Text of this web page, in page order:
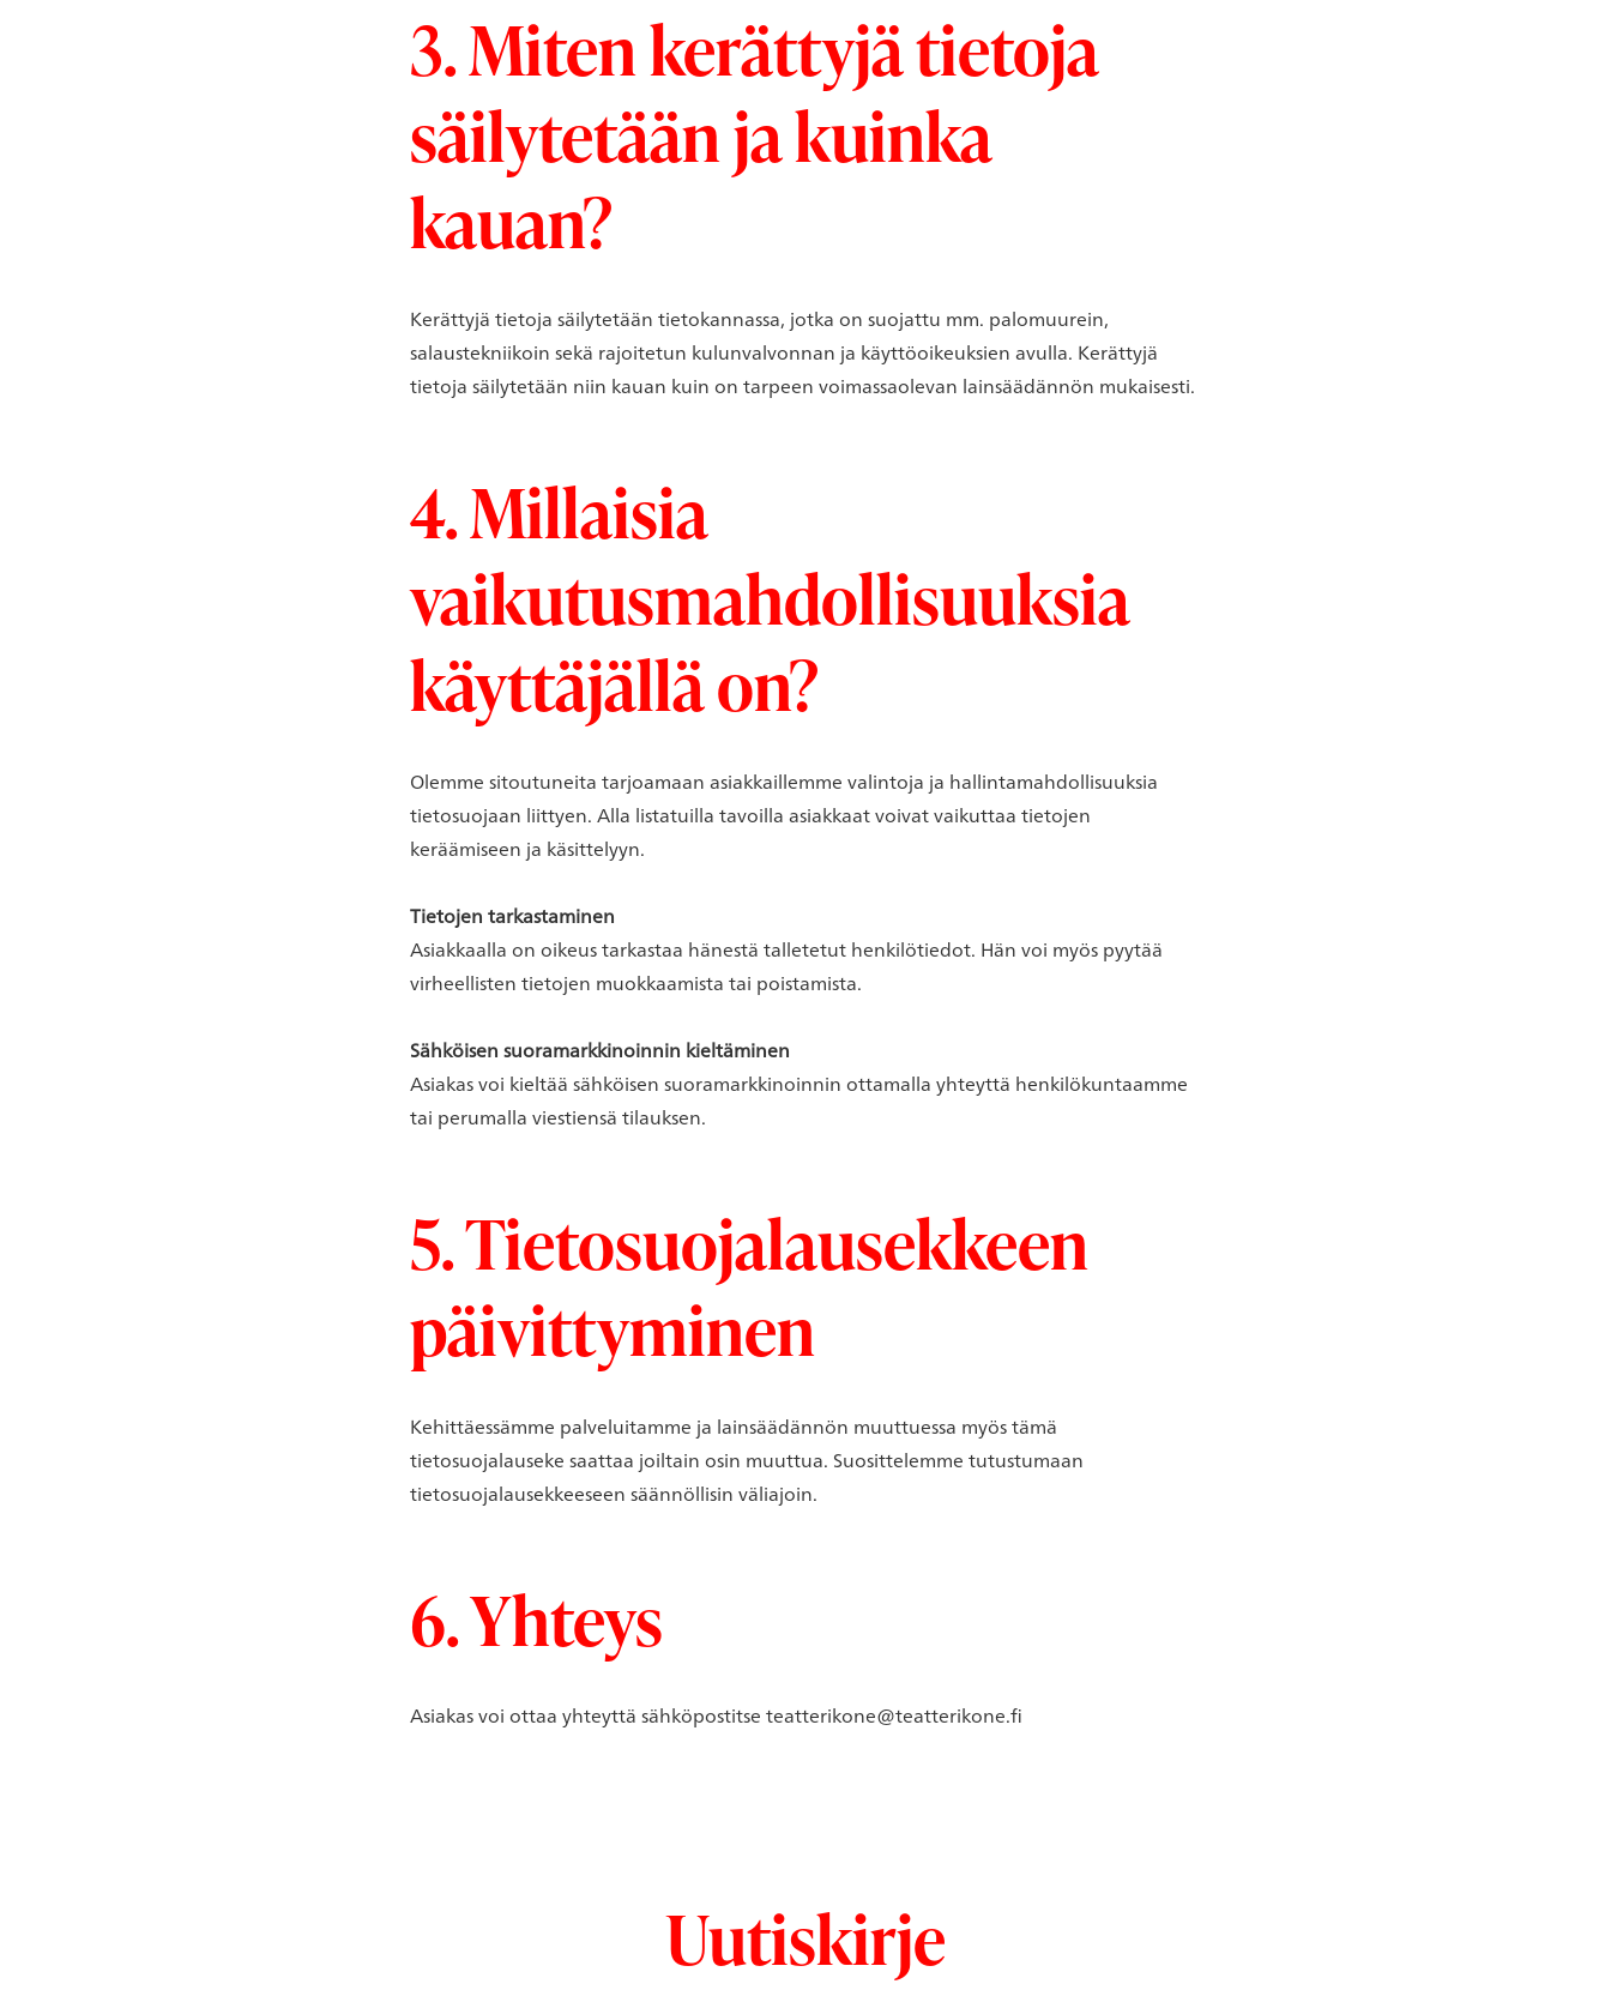
3. Miten kerättyjä tietoja
säilytetään ja kuinka
kauan?
Kerättyjä tietoja säilytetään tietokannassa, jotka on suojattu mm. palomuurein,
salaustekniikoin sekä rajoitetun kulunvalvonnan ja käyttöoikeuksien avulla. Kerättyjä
tietoja säilytetään niin kauan kuin on tarpeen voimassaolevan lainsäädännön mukaisesti.
4. Millaisia
vaikutusmahdollisuuksia
käyttäjällä on?
Olemme sitoutuneita tarjoamaan asiakkaillemme valintoja ja hallintamahdollisuuksia
tietosuojaan liittyen. Alla listatuilla tavoilla asiakkaat voivat vaikuttaa tietojen
keräämiseen ja käsittelyyn.
Tietojen tarkastaminen
Asiakkaalla on oikeus tarkastaa hänestä talletetut henkilötiedot. Hän voi myös pyytää
virheellisten tietojen muokkaamista tai poistamista.
Sähköisen suoramarkkinoinnin kieltäminen
Asiakas voi kieltää sähköisen suoramarkkinoinnin ottamalla yhteyttä henkilökuntaamme
tai perumalla viestiensä tilauksen.
5. Tietosuojalausekkeen
päivittyminen
Kehittäessämme palveluitamme ja lainsäädännön muuttuessa myös tämä
tietosuojalauseke saattaa joiltain osin muuttua. Suosittelemme tutustumaan
tietosuojalausekkeeseen säännöllisin väliajoin.
6. Yhteys
Asiakas voi ottaa yhteyttä sähköpostitse teatterikone@teatterikone.fi
Uutiskirje